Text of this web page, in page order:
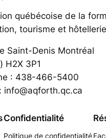
québécoise de la
tourisme et hôtellerie
Saint-Denis Montréal
H2X 3P1
: 438-466-5400
info@aqforth.qc.ca
Confidentialité
Politique de confidentialité